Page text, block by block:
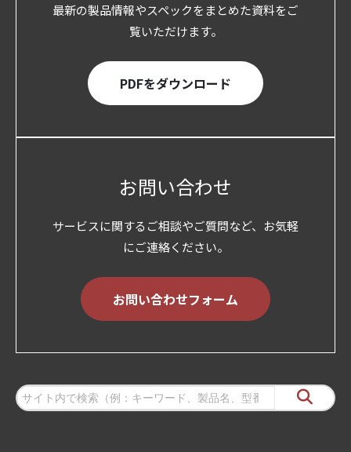
最新の製品情報やスペックをまとめた資料をご
覧いただけます。
PDFをダウンロード
お問い合わせ
サービスに関するご相談やご質問など、お気軽
にご連絡ください。
お問い合わせフォーム